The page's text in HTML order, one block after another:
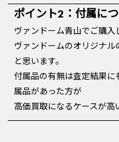
ポイント2：付属に
ヴァンドーム青山でご購入
ヴァンドームのオリジナ
と思います。
付属品の有無は査定結果
属品があった方が
高価買取になるケースが高